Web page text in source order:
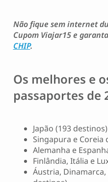
Não fique sem internet
Cupom Viajar15 e
CHIP.
Os melhores e
passaportes de
Japão (193 destinos)
Singapura e Coreia
Alemanha e
Finlândia, Itália e
Áustria, Dinamarca,